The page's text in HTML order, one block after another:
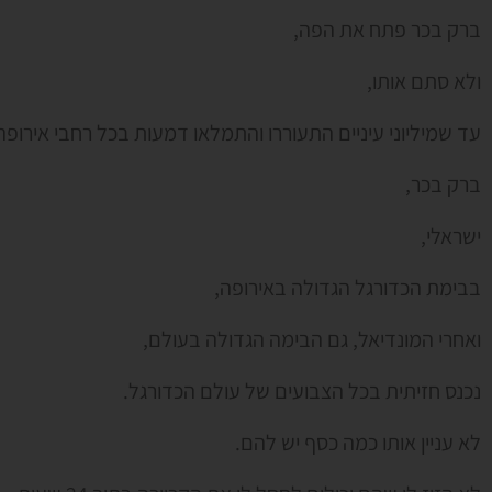
ברק בכר פתח את הפה,
ולא סתם אותו,
עד שמיליוני עיניים התעוררו והתמלאו דמעות בכל רחבי
ברק בכר,
ישראלי,
בבימת הכדורגל הגדולה באירופה,
ואחרי המונדיאל, גם הבימה הגדולה בעולם,
נכנס חזיתית בכל הצבועים של עולם הכדורגל.
לא עניין אותו כמה כסף יש להם.